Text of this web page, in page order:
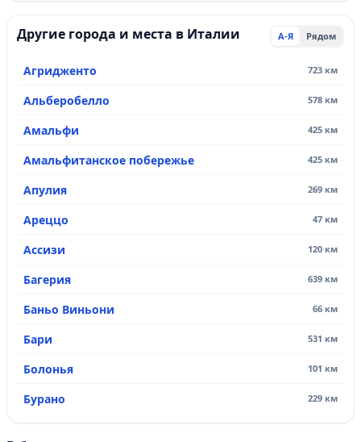
Другие города и места в Италии А-Я Рядом
Агридженто 723 км
Альберобелло 578 км
Амальфи 425 км
Амальфитанское побережье 425 км
Апулия 269 км
Ареццо 47 км
Ассизи 120 км
Багерия 639 км
Баньо Виньони 66 км
Бари 531 км
Болонья 101 км
Бурано 229 км